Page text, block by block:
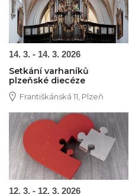
14. 3. - 14. 3. 2026
Setkání varhaníků
plzeňské diecéze
Františkánská 11, Plzeň
Obrázek novinky
12. 3. - 12. 3. 2026